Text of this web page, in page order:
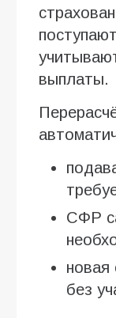
выплаты.
СФР
новая
без